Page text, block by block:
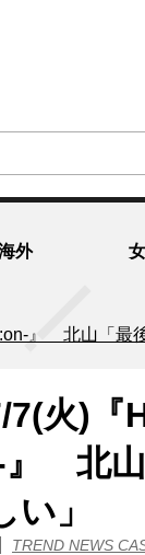
外
』 北山「最
7(火)『
』 北山
」
TREND NEWS